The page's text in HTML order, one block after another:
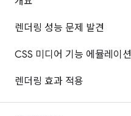
렌더링 성능 문제 발견
CSS 미디어 기능 에뮬레이션
렌더링 효과 적용